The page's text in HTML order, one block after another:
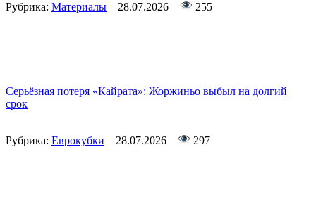
Рубрика: Материалы 28.07.2026 255
Серьёзная потеря «Кайрата»: Жоржиньо выбыл на долгий
срок
Рубрика: Еврокубки 28.07.2026 297